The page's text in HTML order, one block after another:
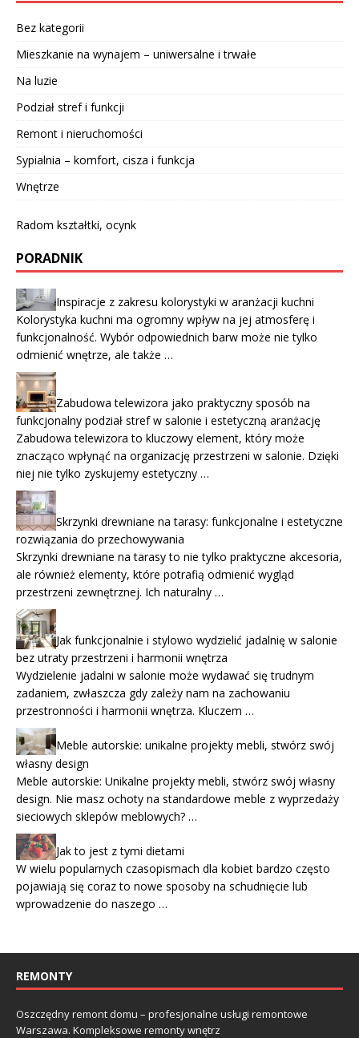
Bez kategorii
Mieszkanie na wynajem – uniwersalne i trwałe
Na luzie
Podział stref i funkcji
Remont i nieruchomości
Sypialnia – komfort, cisza i funkcja
Wnętrze
Radom kształtki, ocynk
PORADNIK
Inspiracje z zakresu kolorystyki w aranżacji kuchni
Kolorystyka kuchni ma ogromny wpływ na jej atmosferę i
funkcjonalność. Wybór odpowiednich barw może nie tylko
odmienić wnętrze, ale także …
Zabudowa telewizora jako praktyczny sposób na
funkcjonalny podział stref w salonie i estetyczną aranżację
Zabudowa telewizora to kluczowy element, który może
znacząco wpłynąć na organizację przestrzeni w salonie. Dzięki
niej nie tylko zyskujemy estetyczny …
Skrzynki drewniane na tarasy: funkcjonalne i estetyczne
rozwiązania do przechowywania
Skrzynki drewniane na tarasy to nie tylko praktyczne akcesoria,
ale również elementy, które potrafią odmienić wygląd
przestrzeni zewnętrznej. Ich naturalny …
Jak funkcjonalnie i stylowo wydzielić jadalnię w salonie
bez utraty przestrzeni i harmonii wnętrza
Wydzielenie jadalni w salonie może wydawać się trudnym
zadaniem, zwłaszcza gdy zależy nam na zachowaniu
przestronności i harmonii wnętrza. Kluczem …
Meble autorskie: unikalne projekty mebli, stwórz swój
własny design
Meble autorskie: Unikalne projekty mebli, stwórz swój własny
design. Nie masz ochoty na standardowe meble z wyprzedaży
sieciowych sklepów meblowych? …
Jak to jest z tymi dietami
W wielu popularnych czasopismach dla kobiet bardzo często
pojawiają się coraz to nowe sposoby na schudnięcie lub
wprowadzenie do naszego …
REMONTY
Oszczędny remont domu – profesjonalne usługi remontowe
Warszawa. Kompleksowe remonty wnętrz